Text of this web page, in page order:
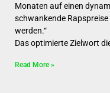
Monaten auf einen
schwankende
werden.“
Das optimierte Zielwort
Read More »